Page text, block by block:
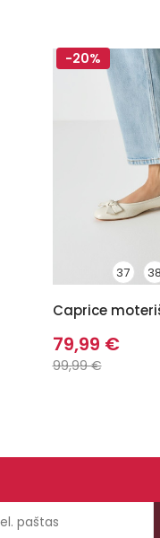
-20%
37 38
Caprice
79,99 €
99,99 €